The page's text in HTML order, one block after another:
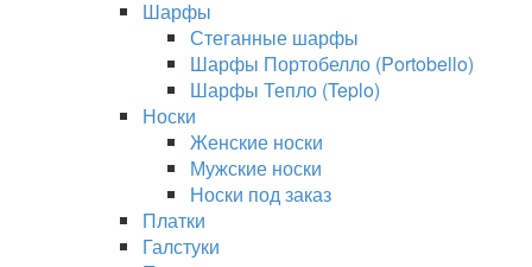
Шарфы
Стеганные шарфы
Шарфы Портобелло (Portobello)
Шарфы Тепло (Teplo)
Носки
Женские носки
Мужские носки
Носки под заказ
Платки
Галстуки